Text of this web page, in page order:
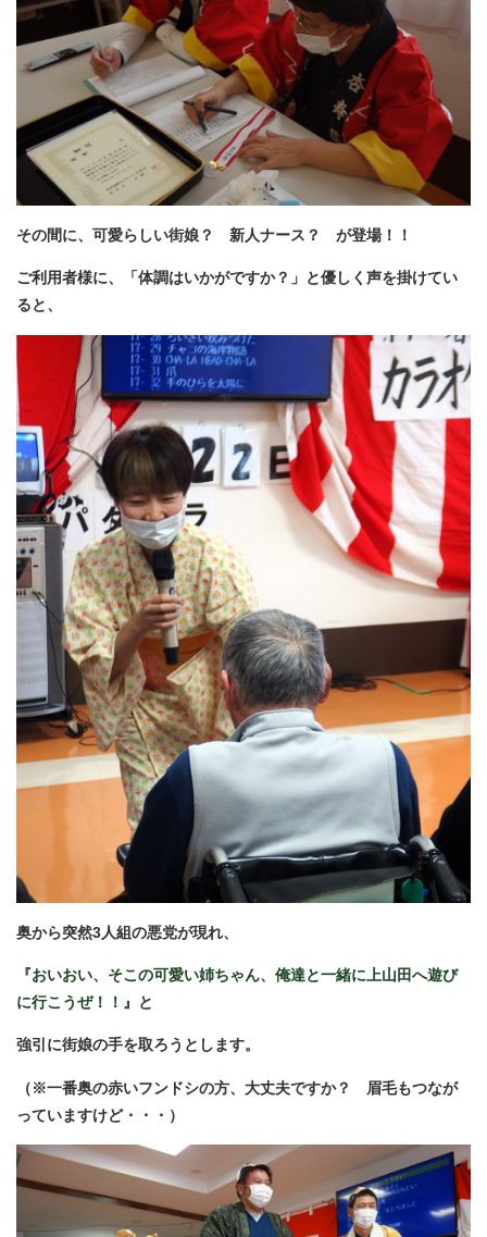
その間に、可愛らしい街娘？ 新人ナース？ が登場！！
ご利用者様に、「体調はいかがですか？」と優しく声を掛けてい
ると、
奥から突然3人組の悪党が現れ、
『おいおい、そこの可愛い姉ちゃん、俺達と一緒に上山田へ遊び
に行こうぜ！！』
と
強引に街娘の手を取ろうとします。
（※一番奥の赤いフンドシの方、大丈夫ですか？ 眉毛もつなが
っていますけど・・・）